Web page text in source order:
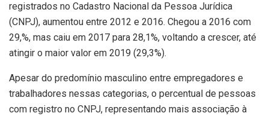
registrados no Cadastro Nacional da Pessoa Jurídica
(CNPJ), aumentou entre 2012 e 2016. Chegou a 2016 com
29,%, mas caiu em 2017 para 28,1%, voltando a crescer, até
atingir o maior valor em 2019 (29,3%).
Apesar do predomínio masculino entre empregadores e
trabalhadores nessas categorias, o percentual de pessoas
com registro no CNPJ, representando mais associação à